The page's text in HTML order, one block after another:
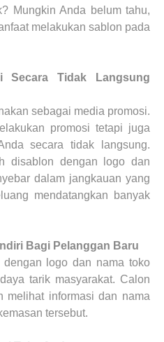
Mungkin Anda belum tahu,
melakukan sablon pada
Secara Tidak Langsung
sebagai media promosi.
promosi tetapi juga
secara tidak langsung.
disablon dengan logo dan
dalam jangkauan yang
mendatangkan banyak
Bagi Pelanggan Baru
dengan logo dan nama toko
tarik masyarakat. Calon
melihat informasi dan nama
tersebut.